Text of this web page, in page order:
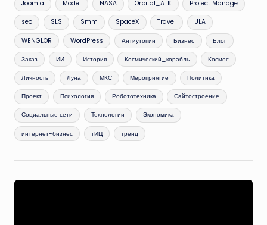
Joomla Model NASA Orbital_ATK Project Manage
seo SLS Smm SpaceX Travel ULA
WENGLOR WordPress Антиутопии Бизнес Блог
Заказ ИИ История Космический_корабль Космос
Личность Луна МКС Мероприятие Политика
Проект Психология Робототехника Сайтостроение
Социальные сети Технологии Экономика
интернет-бизнес тИЦ тренд